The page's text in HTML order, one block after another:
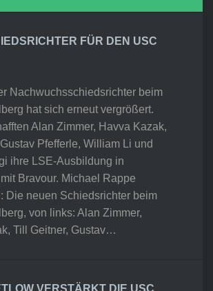
FÜR DEN USC
Nachwuchsschiedsrichter beim
hat sich erneut vergrößert.
Alan Zimmer, Havva Kazak,
Pfefferle, William Li und
ihre LSE-Ausbildung in
Bravour. Michael Rappe
Die neuen Schiedsrichter beim
von links: Alan Zimmer,
Till Geitner, Gustav…